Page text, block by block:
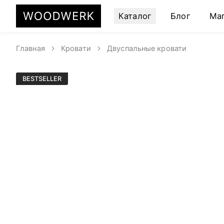
Каталог Блог
Главная Кровати Двуспальные кровати
BESTSELLER